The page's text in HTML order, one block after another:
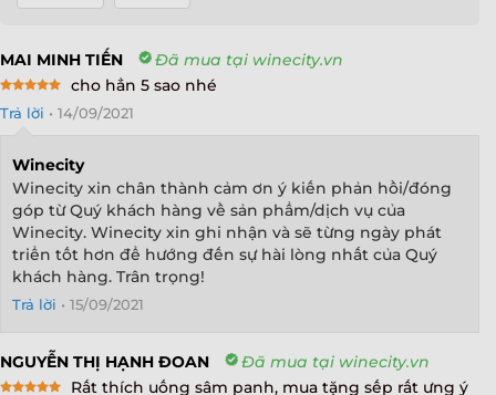
MAI MINH TIẾN Đã mua tại winecity.vn
out of 5
cho hẳn 5 sao nhé
Trả lời • 14/09/2021
Winecity
Winecity xin chân thành cảm ơn ý kiến phản hồi/đóng
góp từ Quý khách hàng về sản phẩm/dịch vụ của
Winecity. Winecity xin ghi nhận và sẽ từng ngày phát
triển tốt hơn để hướng đến sự hài lòng nhất của Quý
khách hàng. Trân trọng!
Trả lời • 15/09/2021
NGUYỄN THỊ HẠNH ĐOAN
Đã mua tại winecity.vn
Rất thích uống sâm panh, mua tặng sếp rất ưng ý